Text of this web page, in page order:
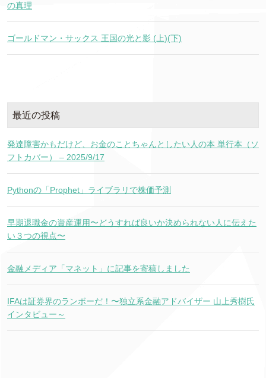
の真理
ゴールドマン・サックス 王国の光と影 (上)(下)
最近の投稿
発達障害かもだけど、お金のことちゃんとしたい人の本 単行本（ソ
フトカバー） – 2025/9/17
Pythonの「Prophet」ライブラリで株価予測
早期退職金の資産運用〜どうすれば良いか決められない人に伝えた
い３つの視点〜
金融メディア「マネット」に記事を寄稿しました
IFAは証券界のランボーだ！〜独立系金融アドバイザー 山上秀樹氏
インタビュー～